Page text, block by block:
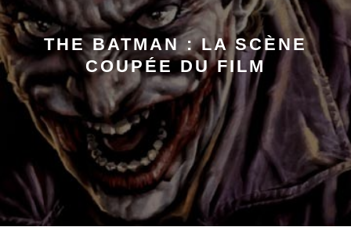
THE BATMAN : LA SCÈNE
COUPÉE DU FILM